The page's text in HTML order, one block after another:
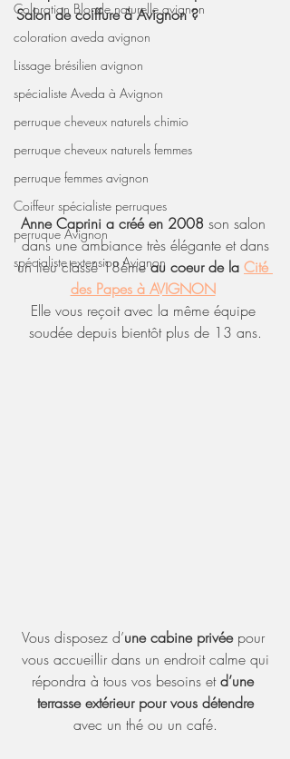
Coloration Blonde naturelle avignon
coloration aveda avignon
Lissage brésilien avignon
spécialiste Aveda à Avignon
perruque cheveux naturels chimio
perruque cheveux naturels femmes
perruque femmes avignon
Coiffeur spécialiste perruques
perruque Avignon
spécialiste extension Avignon
Salon de coiffure à Avignon ?
Anne Caprini a créé en 2008 son salon
dans une ambiance très élégante et dans
un lieu classé 18ème au coeur de la Cité
des Papes à AVIGNON
Elle vous reçoit avec la même équipe
soudée depuis bientôt plus de 13 ans.
Vous disposez d’une cabine privée pour
vous accueillir dans un endroit calme qui
répondra à tous vos besoins et d’une
terrasse extérieur pour vous détendre
avec un thé ou un café.